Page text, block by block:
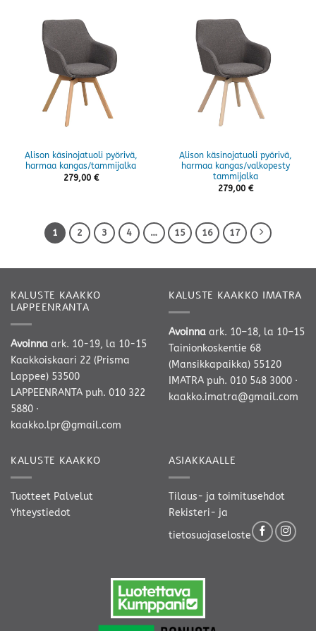
Alison käsinojatuoli pyörivä,
harmaa kangas/tammijalka
279,00 €
Alison käsinojatuoli pyörivä,
harmaa kangas/valkopesty
tammijalka
279,00 €
1 2 3 4 … 15 16 17
KALUSTE KAAKKO
LAPPEENRANTA
Avoinna ark. 10-19, la 10-15
Kaakkoiskaari 22 (Prisma
Lappee) 53500
LAPPEENRANTA puh. 010 322
5880 ·
kaakko.lpr@gmail.com
KALUSTE KAAKKO IMATRA
Avoinna ark. 10–18, la 10–15
Tainionkoskentie 68
(Mansikkapaikka) 55120
IMATRA puh. 010 548 3000 ·
kaakko.imatra@gmail.com
KALUSTE KAAKKO
Tuotteet Palvelut
Yhteystiedot
ASIAKKAALLE
Tilaus- ja toimitusehdot
Rekisteri- ja
tietosuojaseloste